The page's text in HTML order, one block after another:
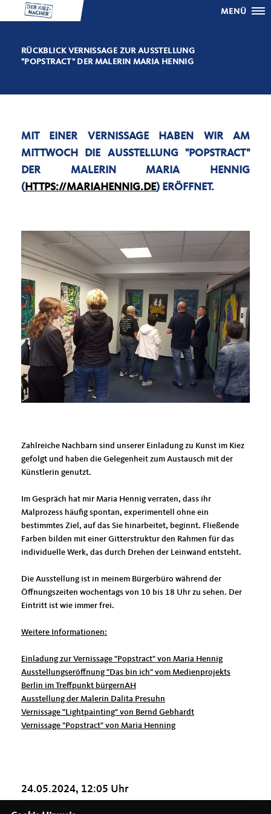
MENÜ
RÜCKBLICK VERNISSAGE ZUR AUSSTELLUNG
"POPSTRACT" DER MALERIN MARIA HENNIG
MIT EINER VERNISSAGE HABEN WIR AM
MITTWOCH DIE AUSSTELLUNG "POPSTRACT"
DER MALERIN MARIA HENNIG
( HTTPS://MARIAHENNIG.DE) ERÖFFNET.
Zahlreiche Nachbarn sind unserer Einladung zu Kunst im Kiez
gefolgt und haben die Gelegenheit zum Austausch mit der
Künstlerin genutzt.
Im Gespräch hat mir Maria Hennig verraten, dass ihr
Malprozess häufig spontan, experimentell ohne ein
bestimmtes Ziel, auf das Sie hinarbeitet, beginnt. Fließende
Farben bilden mit einer Gitterstruktur den Rahmen für das
individuelle Werk, das durch Drehen der Leinwand entsteht.
Die Ausstellung ist in meinem Bürgerbüro während der
Öffnungszeiten wochentags von 10 bis 18 Uhr zu sehen. Der
Eintritt ist wie immer frei.
Weitere Informationen:
Einladung zur Vernissage "Popstract" von Maria Hennig
Ausstellungseröffnung "Das bin ich" vom Medienprojekts
Berlin im Treffpunkt bürgernAH
Ausstellung der Malerin Dalita Presuhn
Vernissage "Lightpainting" von Bernd Gebhardt
Vernissage "Popstract" von Maria Henning
24.05.2024, 12:05 Uhr